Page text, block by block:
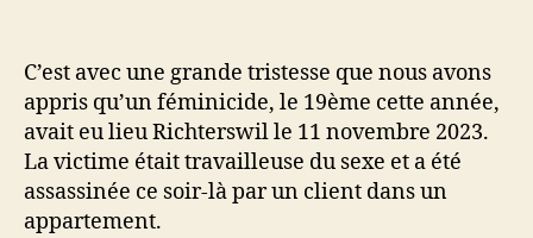
C’est avec une grande tristesse que nous avons
appris qu’un féminicide, le 19ème cette année,
avait eu lieu Richterswil le 11 novembre 2023.
La victime était travailleuse du sexe et a été
assassinée ce soir-là par un client dans un
appartement.